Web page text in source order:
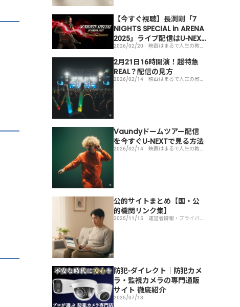
【今すぐ視聴】長渕剛「7
NIGHTS SPECIAL in ARENA
2025」ライブ配信はU-NEXT
で見れる！開始時間・見逃
し期限まとめ
2026/02/20 映画はまるで人生の教科
書！映画を見るメリット
とその魅力とは
2月21日16時開演！超特急
REAL？配信の見方
2026/02/14 映画はまるで人生の教科
書！映画を見るメリット
Vaundyドームツアー配信
を今すぐU-NEXTで見る方法
2026/02/14 映画はまるで人生の教科
書！映画を見るメリット
公的サイトまとめ【国・公
的機関リンク集】
2025/11/15 運営者情報・プライバシ
ーポリシー・リンク集
防犯-ダイレクト｜防犯カメ
ラ・監視カメラの専門通販
サイト 徹底紹介
2025/07/13